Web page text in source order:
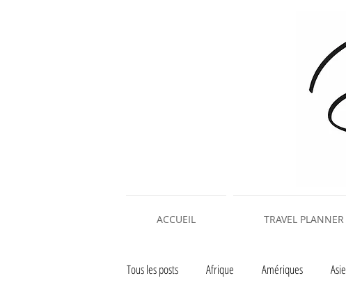
ACCUEIL TRAVEL PLANNER
Tous les posts Afrique Amériques Asie